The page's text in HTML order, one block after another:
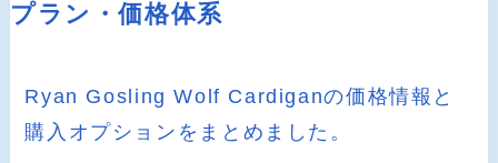
プラン・価格体系
Ryan Gosling Wolf Cardiganの価格情報と
購入オプションをまとめました。